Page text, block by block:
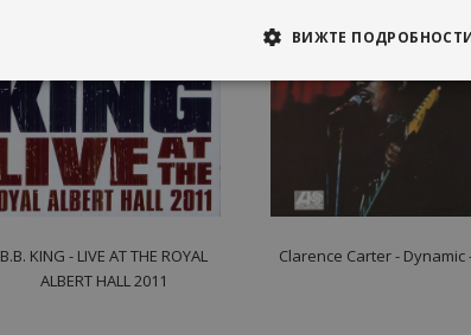
B.B. KING - LIVE AT THE ROYAL
ALBERT HALL 2011
Clarence Carter ‎- Dynamic
ВИЖТЕ